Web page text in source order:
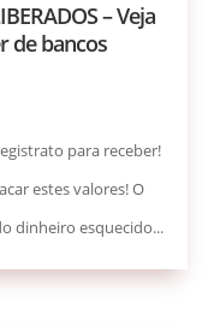
– Veja
de bancos
para receber!
estes valores! O
dinheiro esquecido...